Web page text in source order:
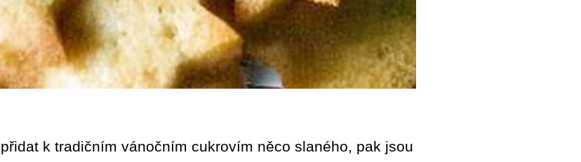
k tradičním vánočním cukrovím něco slaného, pak jsou